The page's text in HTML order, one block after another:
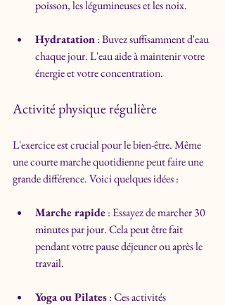
poisson, les légumineuses et les noix.
Hydratation : Buvez suffisamment d'eau
chaque jour. L'eau aide à maintenir votre
énergie et votre concentration.
Activité physique régulière
L'exercice est crucial pour le bien-être. Même
une courte marche quotidienne peut faire une
grande différence. Voici quelques idées :
Marche rapide : Essayez de marcher 30
minutes par jour. Cela peut être fait
pendant votre pause déjeuner ou après le
travail.
Yoga ou Pilates : Ces activités